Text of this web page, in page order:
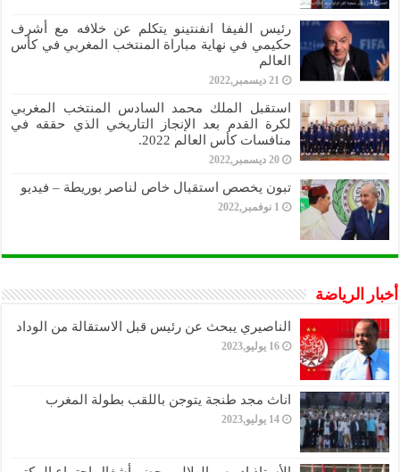
رئيس الفيفا انفنتينو يتكلم عن خلافه مع أشرف
حكيمي في نهاية مباراة المنتخب المغربي في كأس
العالم
21 ديسمبر,2022
استقبل الملك محمد السادس المنتخب المغربي
لكرة القدم بعد الإنجاز التاريخي الذي حققه في
منافسات كأس العالم 2022.
20 ديسمبر,2022
تبون يخصص استقبال خاص لناصر بوريطة – فيديو
1 نوفمبر,2022
أخبار الرياضة
الناصيري يبحث عن رئيس قبل الاستقالة من الوداد
16 يوليو,2023
اناث مجد طنجة يتوجن باللقب بطولة المغرب
14 يوليو,2023